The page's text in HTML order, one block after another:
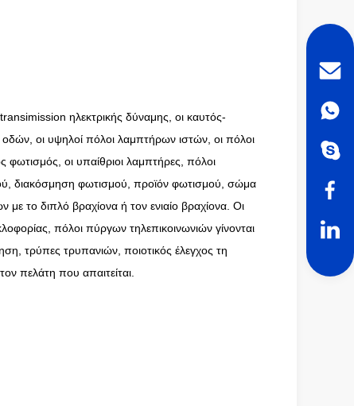
ηλεκτρικής δύναμης, οι καυτός-
οι υψηλοί πόλοι λαμπτήρων ιστών, οι πόλοι
οι υπαίθριοι λαμπτήρες, πόλοι
διακόσμηση φωτισμού, προϊόν φωτισμού, σώμα
το διπλό βραχίονα ή τον ενιαίο βραχίονα. Οι
πόλοι πύργων τηλεπικοινωνιών γίνονται
τρύπες τρυπανιών, ποιοτικός έλεγχος τη
πελάτη που απαιτείται.